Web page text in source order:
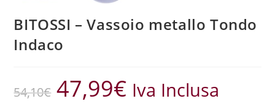
BITOSSI – Vassoio metallo Tondo
Indaco
54,10€ 47,99€ Iva Inclusa